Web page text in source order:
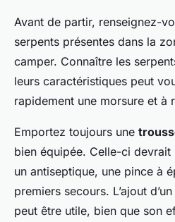
Avant de partir, renseignez-
serpents présentes dans la
camper. Connaître les
leurs caractéristiques peut
rapidement une morsure et à
Emportez toujours une
bien équipée. Celle-ci devrait
un antiseptique, une pince à
premiers secours. L’ajout
peut être utile, bien que son